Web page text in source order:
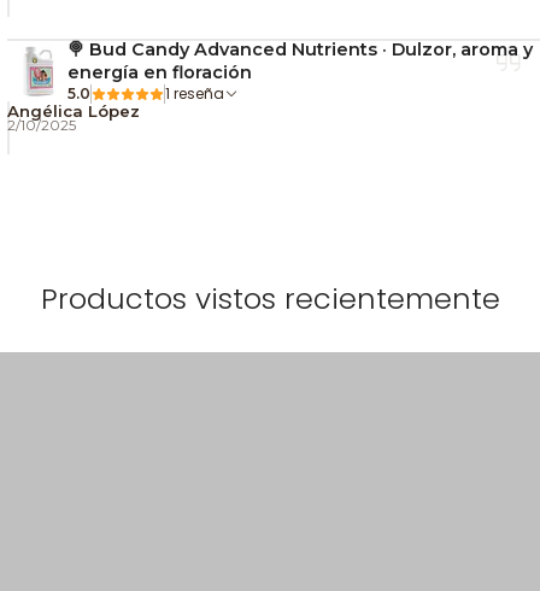
🍭 Bud Candy Advanced Nutrients · Dulzor, aroma y
energía en floración
5.0 1 reseña
Angélica López
2/10/2025
Productos vistos recientemente